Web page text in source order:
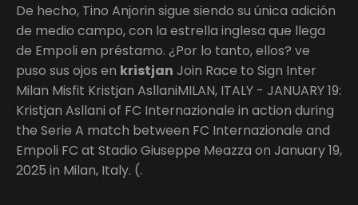
De hecho, Tino Anjorin sigue siendo su única adición
de medio campo, con la estrella inglesa que llega
de Empoli en préstamo. ¿Por lo tanto, ellos? ve
puso sus ojos en kristjan Join Race to Sign Inter
Milan Misfit Kristjan AsllaniMILAN, ITALY - JANUARY 19:
Kristjan Asllani of FC Internazionale in action during
the Serie A match between FC Internazionale and
Empoli FC at Stadio Giuseppe Meazza on January 19,
2025 in Milan, Italy. (.